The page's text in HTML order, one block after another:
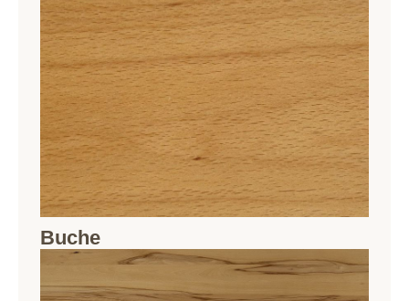
Buche